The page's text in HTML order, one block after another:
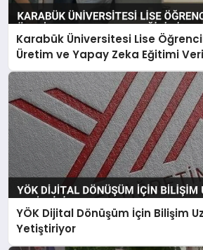
Karabük Üniversitesi Lise
Üretim ve Yapay Zeka Eğitimi
YÖK Dijital Dönüşüm İçin Bilişim
Yetiştiriyor